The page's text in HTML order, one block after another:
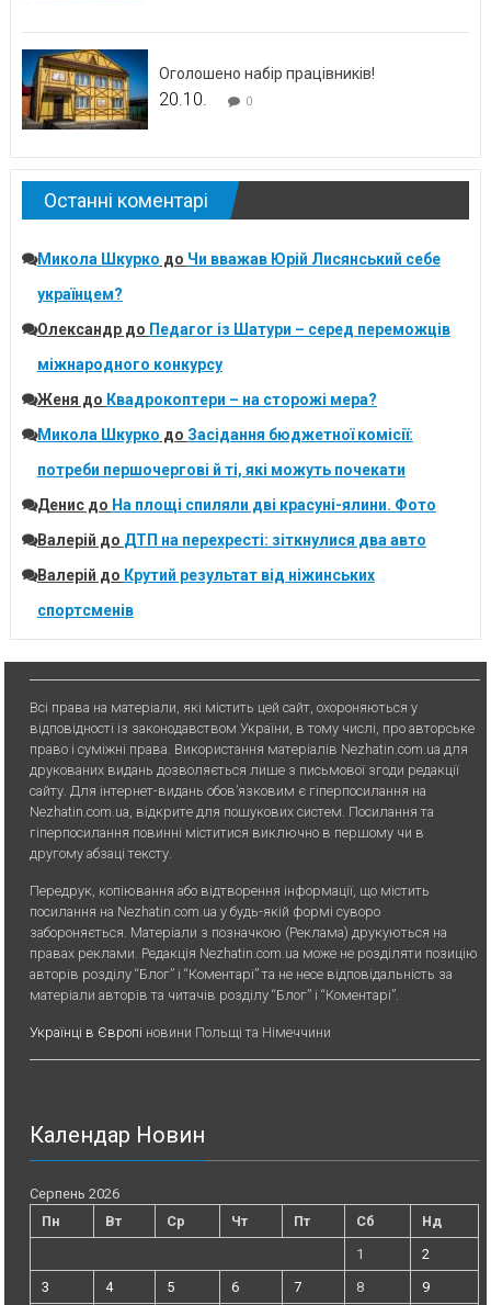
Оголошено набір працівників!
20.10. 0
Останні коментарі
Микола Шкурко до Чи вважав Юрій Лисянський себе
українцем?
Олександрдо Педагог із Шатури – серед переможців
міжнародного конкурсу
Женя до Квадрокоптери – на сторожі мера?
Микола Шкурко до Засідання бюджетної комісії:
потреби першочергові й ті, які можуть почекати
Денисдо На площі спиляли дві красуні-ялини. Фото
Валерій до ДТП на перехресті: зіткнулися два авто
Валерій до Крутий результат від ніжинських
спортсменів
Всі права на матеріали, які містить цей сайт, охороняються у
відповідності із законодавством України, в тому числі, про авторське
право і суміжні права. Використання матерiалiв Nezhatin.com.ua для
друкованих видань дозволяється лише з письмової згоди редакції
сайту. Для iнтернет-видань обов’язковим є гiперпосилання на
Nezhatin.com.ua, відкрите для пошукових систем. Посилання та
гіперпосилання повинні міститися виключно в першому чи в
другому абзаці тексту.
Передрук, копiювання або вiдтворення iнформацiї, що мiстить
посилання на Nezhatin.com.ua у будь-якiй формi суворо
забороняється. Матеріали з позначкою (Реклама) друкуються на
правах реклами. Редакція Nezhatin.com.ua може не розділяти позицію
авторів розділу “Блог” і “Коментарі” та не несе відповідальність за
матеріали авторів та читачів розділу “Блог” і “Коментарі”.
Українці в Європі новини Польщі та Німеччини
Календар Новин
Серпень 2026
Пн
Вт Ср Чт Пт Сб
Нд
1
2
3
4 5 6 7 8 9